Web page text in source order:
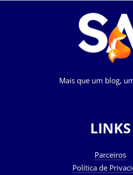
Mais que um blog,
LINKS
Parceiros
Política de